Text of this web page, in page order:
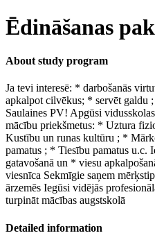
Ēdināšanas
About study program
Ja tevi interesē: * darbošanās
apkalpot cilvēkus; * servēt galdu
Saulaines PV! Apgūsi
mācību priekšmetus: * Uztura
Kustību un runas kultūru ; *
pamatus ; * Tiesību pamatus u.c.
gatavošanā un * viesu
viesnīca Sekmīgie saņem
ārzemēs Iegūsi vidējās
turpināt mācības augstskolā
Detailed information